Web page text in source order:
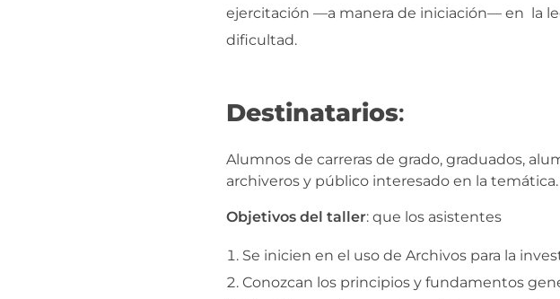
ejercitación —a manera de iniciación— en la
dificultad.
Destinatarios:
Alumnos de carreras de grado, graduados,
archiveros y público interesado en la temática.
Objetivos del taller: que los asistentes
Se inicien en el uso de Archivos para la
Conozcan los principios y fundamentos